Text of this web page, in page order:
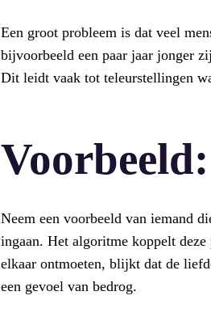
Een groot probleem is dat veel
bijvoorbeeld een paar jaar jonger
Dit leidt vaak tot teleurstellingen
Neem een voorbeeld van iemand
ingaan. Het algoritme koppelt
elkaar ontmoeten, blijkt dat de
een gevoel van bedrog.